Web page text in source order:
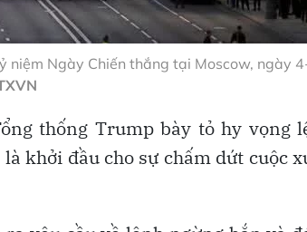
niệm Ngày Chiến thắng tại Moscow, ngày
thống Trump bày tỏ hy vọng
khởi đầu cho sự chấm dứt cuộc